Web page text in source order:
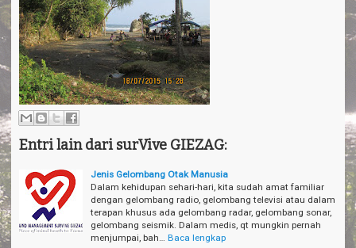
Entri lain dari surVive GIEZAG:
Jenis Gelombang Otak Manusia
Dalam kehidupan sehari-hari, kita sudah amat familiar
dengan gelombang radio, gelombang televisi atau dalam
terapan khusus ada gelombang radar, gelombang sonar,
gelombang seismik. Dalam medis, qt mungkin pernah
menjumpai, bah…
Baca lengkap